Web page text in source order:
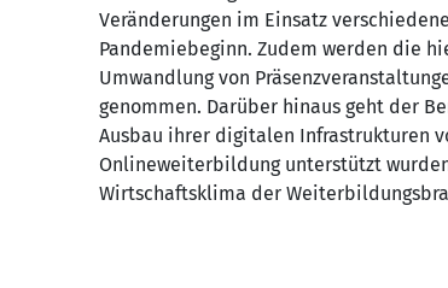
Veränderungen im Einsatz
Pandemiebeginn. Zudem werden die
Umwandlung von
genommen. Darüber hinaus geht der
Ausbau ihrer digitalen Infra­strukturen
Onlineweiterbildung unter­stützt
Wirtschaftsklima der